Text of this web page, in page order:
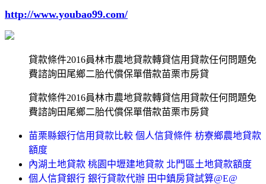
http://www.youbao99.com/
貸款條件2016員林市農地貸款轉貸信用貸款任何問題免
費諮詢田尾鄉二胎代償保單借款苗栗市房貸
貸款條件2016員林市農地貸款轉貸信用貸款任何問題免
費諮詢田尾鄉二胎代償保單借款苗栗市房貸
苗栗縣銀行信用貸款比較 個人信貸條件 枋寮鄉農地貸款
額度
內湖土地貸款 桃園中壢建地貸款 北門區土地貸款額度
個人信貸銀行 銀行貸款代辦 田中鎮房貸試算@E@